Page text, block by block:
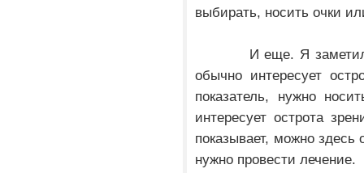
выбирать, носить очки
И еще. Я заметила
обычно интересует
показатель, нужно
интересует острота
показывает, можно здесь
нужно провести лечение.